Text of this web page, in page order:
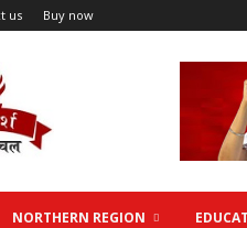
us Buy now
NORTHERN REGION